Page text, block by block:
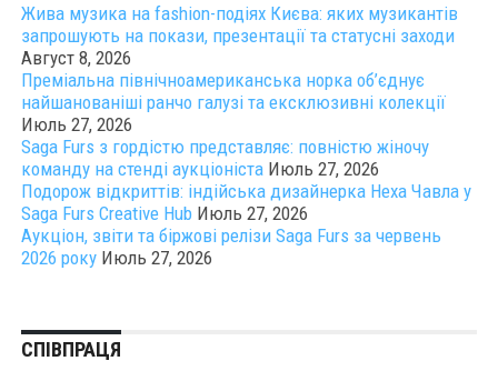
Жива музика на fashion-подіях Києва: яких музикантів
запрошують на покази, презентації та статусні заходи
Август 8, 2026
Преміальна північноамериканська норка об’єднує
найшанованіші ранчо галузі та ексклюзивні колекції
Июль 27, 2026
Saga Furs з гордістю представляє: повністю жіночу
команду на стенді аукціоніста Июль 27, 2026
Подорож відкриттів: індійська дизайнерка Неха Чавла у
Saga Furs Creative Hub Июль 27, 2026
Аукціон, звіти та біржові релізи Saga Furs за червень
2026 року Июль 27, 2026
СПІВПРАЦЯ